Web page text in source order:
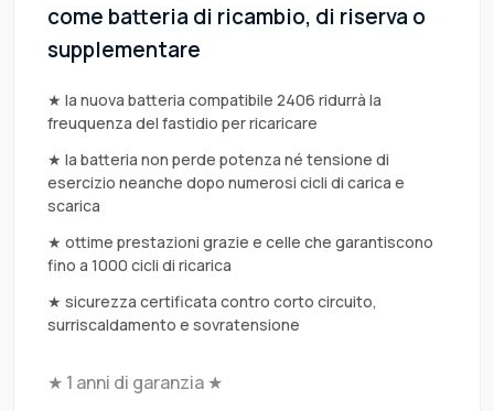
come batteria di ricambio, di riserva o
supplementare
★ la nuova batteria compatibile 2406 ridurrà la
freuquenza del fastidio per ricaricare
★ la batteria non perde potenza né tensione di
esercizio neanche dopo numerosi cicli di carica e
scarica
★ ottime prestazioni grazie e celle che garantiscono
fino a 1000 cicli di ricarica
★ sicurezza certificata contro corto circuito,
surriscaldamento e sovratensione
★ 1 anni di garanzia ★